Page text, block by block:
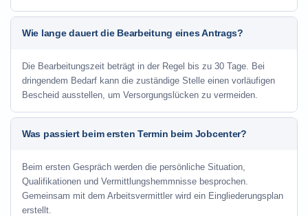
Wie lange dauert die Bearbeitung eines Antrags?
Die Bearbeitungszeit beträgt in der Regel bis zu 30 Tage. Bei
dringendem Bedarf kann die zuständige Stelle einen vorläufigen
Bescheid ausstellen, um Versorgungslücken zu vermeiden.
Was passiert beim ersten Termin beim Jobcenter?
Beim ersten Gespräch werden die persönliche Situation,
Qualifikationen und Vermittlungshemmnisse besprochen.
Gemeinsam mit dem Arbeitsvermittler wird ein Eingliederungsplan
erstellt.